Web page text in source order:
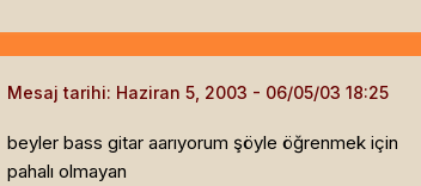
Mesaj tarihi: Haziran 5, 2003
beyler bass gitar aarıyorum şöyle öğrenmek için
pahalı olmayan